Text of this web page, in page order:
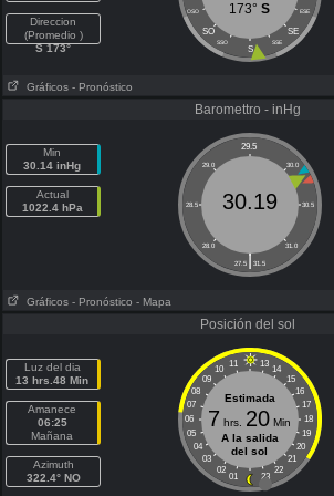
Direccion
(Promedio )
S 173°
OSO ESE
SO SE
SSO SSE
S
173°S
Gráficos - Pronóstico
Baromettro - inHg
Min
30.14 inHg
Actual
1022.4 hPa
29.5
29.0 30.0
28.5 30.5
28.0 31.0
|
27.5 31.5
30.19
Gráficos - Pronóstico - Mapa
Posición del sol
Luz del dia
13 hrs.48 Min
Amanece
06:25
Mañana
Azimuth
322.4° NO
11 13
10
14
09
15
08
16
07
17
06
18
05
19
04
20
03
21
02
22
01 23
Estimada
7 hrs. 20 Min
A la salida
del sol